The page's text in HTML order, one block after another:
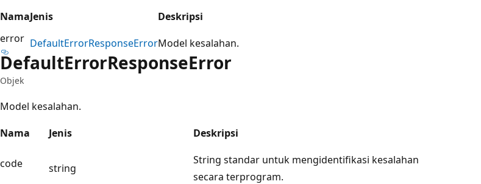
NamaJenis
Deskripsi
error DefaultErrorResponseErrorModel kesalahan.
DefaultErrorResponseError
Objek
Model kesalahan.
Nama
Jenis Deskripsi
code string
String standar untuk mengidentifikasi kesalahan
secara terprogram.